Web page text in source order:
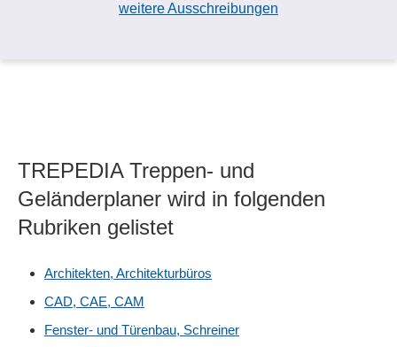
weitere Ausschreibungen
TREPEDIA Treppen- und
Geländerplaner wird in folgenden
Rubriken gelistet
Architekten, Architekturbüros
CAD, CAE, CAM
Fenster- und Türenbau, Schreiner